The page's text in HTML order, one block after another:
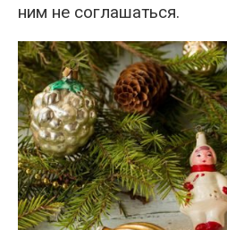
ним не соглашаться.